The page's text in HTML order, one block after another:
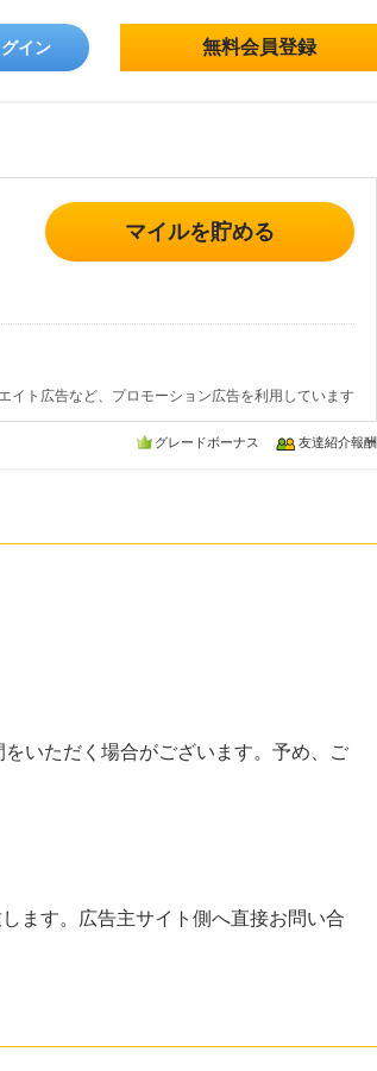
イン 無料会員登録
マイルを貯める
イト広告など、プロモーション広告を利用しています
グレードボーナス 友達紹介報酬
いただく場合がございます。予め、ご
ます。広告主サイト側へ直接お問い合